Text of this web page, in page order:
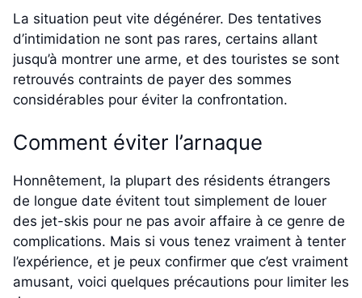
La situation peut vite dégénérer. Des tentatives
d’intimidation ne sont pas rares, certains allant
jusqu’à montrer une arme, et des touristes se sont
retrouvés contraints de payer des sommes
considérables pour éviter la confrontation.
Comment éviter l’arnaque
Honnêtement, la plupart des résidents étrangers
de longue date évitent tout simplement de louer
des jet-skis pour ne pas avoir affaire à ce genre de
complications. Mais si vous tenez vraiment à tenter
l’expérience, et je peux confirmer que c’est vraiment
amusant, voici quelques précautions pour limiter les